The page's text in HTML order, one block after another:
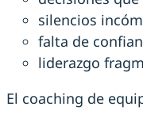
silencios
falta de
liderazgo
El coaching de